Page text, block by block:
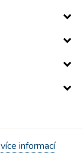
více informací